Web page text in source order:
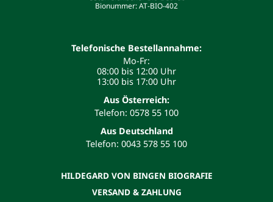
Bionummer: AT-BIO-402
Telefonische Bestellannahme:
Mo-Fr:
08:00 bis 12:00 Uhr
13:00 bis 17:00 Uhr
Aus Österreich:
Telefon: 0578 55 100
Aus Deutschland
Telefon: 0043 578 55 100
HILDEGARD VON BINGEN BIOGRAFIE
VERSAND & ZAHLUNG